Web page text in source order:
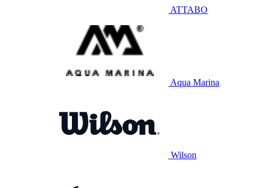
ATTABO
Aqua Marina
Wilson